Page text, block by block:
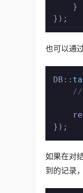
});
也可以通
DB::
//
});
如果在对
到的记录